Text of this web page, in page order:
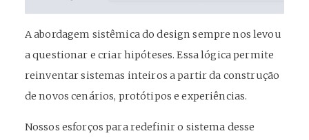
A abordagem sistêmica do design sempre nos levou
a questionar e criar hipóteses. Essa lógica permite
reinventar sistemas inteiros a partir da construção
de novos cenários, protótipos e experiências.
Nossos esforços para redefinir o sistema desse